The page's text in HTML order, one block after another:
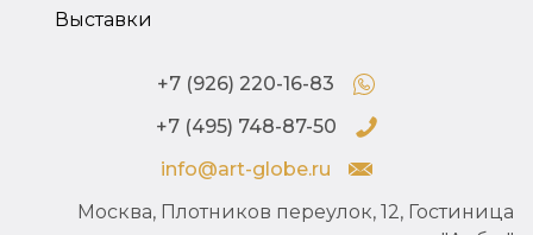
Выставки
+7 (926) 220-16-83
+7 (495) 748-87-50
info@art-globe.ru
Москва, Плотников переулок, 12, Гостиница